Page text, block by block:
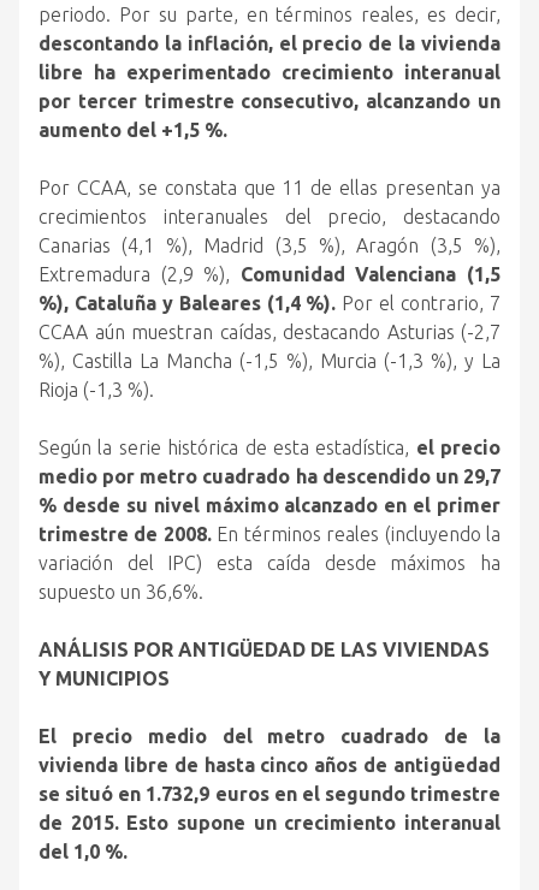
periodo. Por su parte, en términos reales, es decir,
descontando la inflación, el precio de la vivienda
libre ha experimentado crecimiento interanual
por tercer trimestre consecutivo, alcanzando un
aumento del +1,5 %.
Por CCAA, se constata que 11 de ellas presentan ya
crecimientos interanuales del precio, destacando
Canarias (4,1 %), Madrid (3,5 %), Aragón (3,5 %),
Extremadura (2,9 %), Comunidad Valenciana (1,5
%), Cataluña y Baleares (1,4 %). Por el contrario, 7
CCAA aún muestran caídas, destacando Asturias (-2,7
%), Castilla La Mancha (-1,5 %), Murcia (-1,3 %), y La
Rioja (-1,3 %).
Según la serie histórica de esta estadística, el precio
medio por metro cuadrado ha descendido un 29,7
% desde su nivel máximo alcanzado en el primer
trimestre de 2008.En términos reales (incluyendo la
variación del IPC) esta caída desde máximos ha
supuesto un 36,6%.
ANÁLISIS POR ANTIGÜEDAD DE LAS VIVIENDAS
Y MUNICIPIOS
El precio medio del metro cuadrado de la
vivienda libre de hasta cinco años de antigüedad
se situó en 1.732,9 euros en el segundo trimestre
de 2015. Esto supone un crecimiento interanual
del 1,0 %.